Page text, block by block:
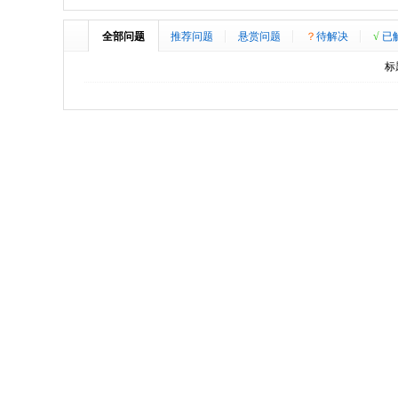
全部问题 推荐问题 悬赏问题 ？ 待解决 √ 已
标